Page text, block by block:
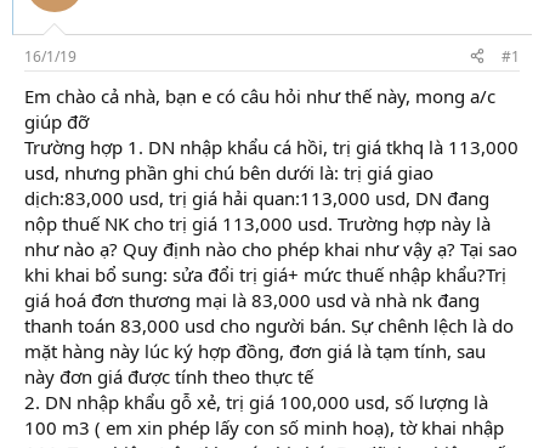
d
s
t
a
r
t
e
r
i
16/1/19 #1
Em chào cả nhà, bạn e có câu hỏi như thế này, mong a/c
giúp đỡ
Trường hợp 1. DN nhập khẩu cá hồi, trị giá tkhq là 113,000
usd, nhưng phần ghi chú bên dưới là: trị giá giao
dịch:83,000 usd, trị giá hải quan:113,000 usd, DN đang
nộp thuế NK cho trị giá 113,000 usd. Trường hợp này là
như nào ạ? Quy định nào cho phép khai như vậy ạ? Tại sao
khi khai bổ sung: sửa đổi trị giá+ mức thuế nhập khẩu?Trị
giá hoá đơn thương mại là 83,000 usd và nhà nk đang
thanh toán 83,000 usd cho người bán. Sự chênh lệch là do
mặt hàng này lúc ký hợp đồng, đơn giá là tạm tính, sau
này đơn giá được tính theo thực tế
2. DN nhập khẩu gỗ xẻ, trị giá 100,000 usd, số lượng là
100 m3 ( em xin phép lấy con số minh hoạ), tờ khai nhập